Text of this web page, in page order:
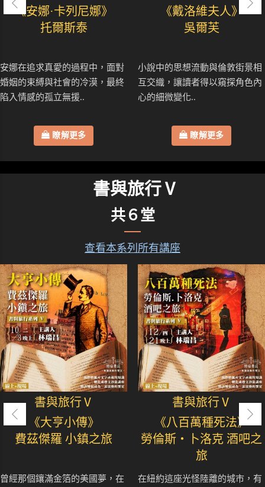
《安娜·卡列尼娜》
托爾斯泰
安娜在追求真愛的過程中，面對
婚姻的束縛與社會的冷漠，最終
陷入情感的孤立無援..
瞭解更多
《戴洛維夫人》
吳爾芙
小說中的思想流動與倫敦街景相
互交織，讓讀者得以窺探角色內
心的細微變化..
瞭解更多
書與旅行Ⅴ
共６堂
查看本系列所有講座
書與旅行Ⅴ
《大亨小傳》
費茲傑羅 小鎮之旅
曾經那個鑲滿金箔的美國夢，在
書與旅行Ⅴ
《八百萬種死法》
勞倫斯‧卜洛克 酒吧之
旅
在紐約這座光怪陸離的城市，有